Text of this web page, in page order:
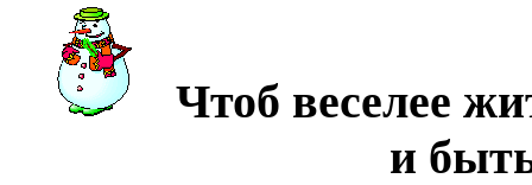
Чтоб веселее
и быть